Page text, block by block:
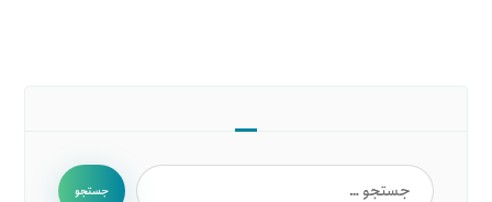
جستجو